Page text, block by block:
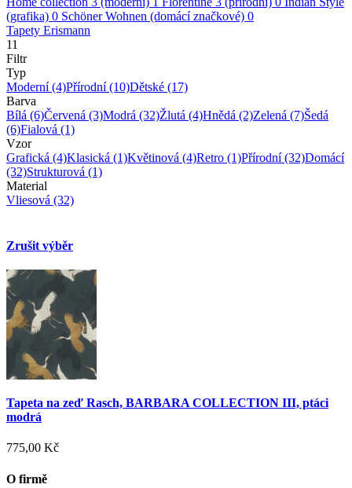
(grafika) 0 Schöner Wohnen (domácí značkové) 0
Tapety Erismann
11
Filtr
Typ
Moderní(4)Přírodní(10)Dětské (17)
Barva
Bílá (6)Červená (3)Modrá (32)Žlutá (4)Hnědá (2)Zelená (7)Šedá
(6)Fialová (1)
Vzor
Grafická (4)Klasická (1)Květinová (4)Retro (1)Přírodní(32)Domácí
(32)Strukturová (1)
Material
Vliesová (32)
Zrušit výběr
Tapeta na zeď Rasch, BARBARA COLLECTION III, ptáci
modrá
775,00 Kč
O firmě